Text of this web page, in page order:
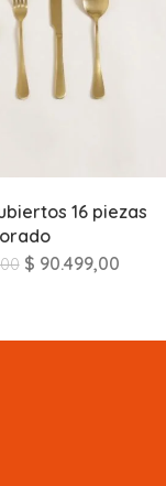
16 piezas
$ 90.499,00